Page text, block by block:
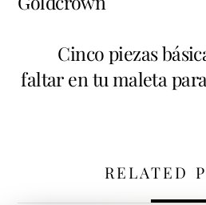
Cinco piezas
faltar en tu maleta
RELATED